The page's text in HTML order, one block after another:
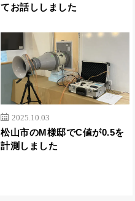
てお話ししました
2025.10.03
松山市のM様邸でC値が0.5を
計測しました